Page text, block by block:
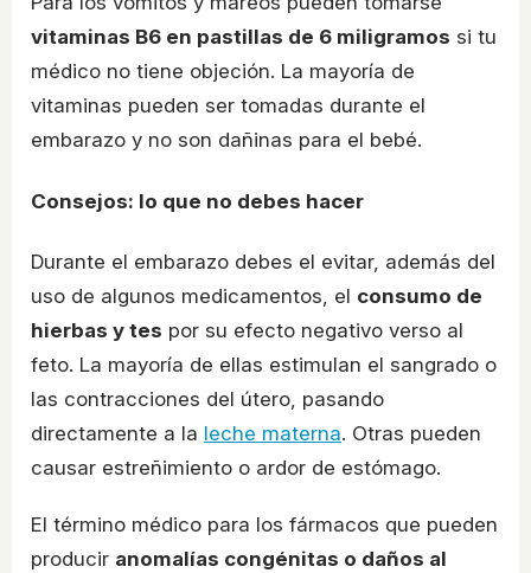
vitaminas B6 en pastillas de 6 miligramos si tu
médico no tiene objeción. La mayoría de
vitaminas pueden ser tomadas durante el
embarazo y no son dañinas para el bebé.
Consejos: lo que no debes hacer
Durante el embarazo debes el evitar, además del
uso de algunos medicamentos, el consumo de
hierbas y tes por su efecto negativo verso al
feto. La mayoría de ellas estimulan el sangrado o
las contracciones del útero, pasando
directamente a la leche materna. Otras pueden
causar estreñimiento o ardor de estómago.
El término médico para los fármacos que pueden
producir anomalías congénitas o daños al